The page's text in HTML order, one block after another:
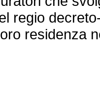
regio
residenza